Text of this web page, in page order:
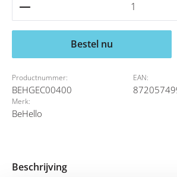
Bestel nu
Productnummer:
BEHGEC00400
EAN:
Merk:
BeHello
Beschrijving